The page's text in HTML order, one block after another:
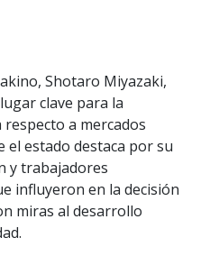
Shotaro Miyazaki,
clave para la
a mercados
el estado destaca por su
y trabajadores
influyeron en la decisión
miras al desarrollo